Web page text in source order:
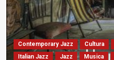
Contemporary Jazz Cultura
Italian Jazz
Jazz Musica